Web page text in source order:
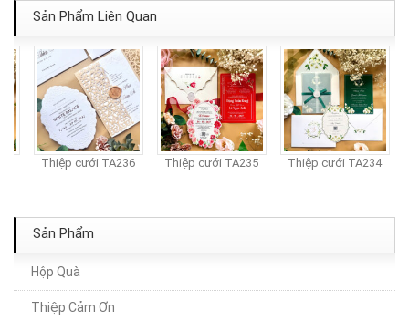
Sản Phẩm Liên Quan
Thiệp cưới TA236 Thiệp cưới TA235 Thiệp cưới TA234
Sản Phẩm
Hộp Quà
Thiệp Cảm Ơn